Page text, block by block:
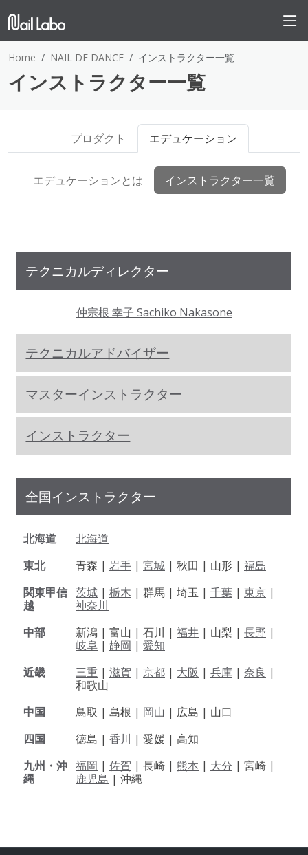
Home NAIL DE DANCE インストラクター一覧
インストラクター一覧
プロダクト エデュケーション
エデュケーションとは インストラクター一覧
テクニカルディレクター
仲宗根 幸子 Sachiko Nakasone
テクニカルアドバイザー
マスターインストラクター
インストラクター
全国インストラクター
北海道
北海道
東北
青森 | 岩手 | 宮城 | 秋田 | 山形 | 福島
関東甲信
越
茨城 | 栃木 | 群馬 | 埼玉 | 千葉 | 東京 |
神奈川
中部
新潟 | 富山 | 石川 | 福井 | 山梨 | 長野 |
岐阜 | 静岡 | 愛知
近畿
三重 | 滋賀 | 京都 | 大阪 | 兵庫 | 奈良 |
和歌山
中国
鳥取 | 島根 | 岡山 | 広島 | 山口
四国
徳島 | 香川 | 愛媛 | 高知
九州・沖
縄
福岡 | 佐賀 | 長崎 | 熊本 | 大分 | 宮崎 |
鹿児島 | 沖縄